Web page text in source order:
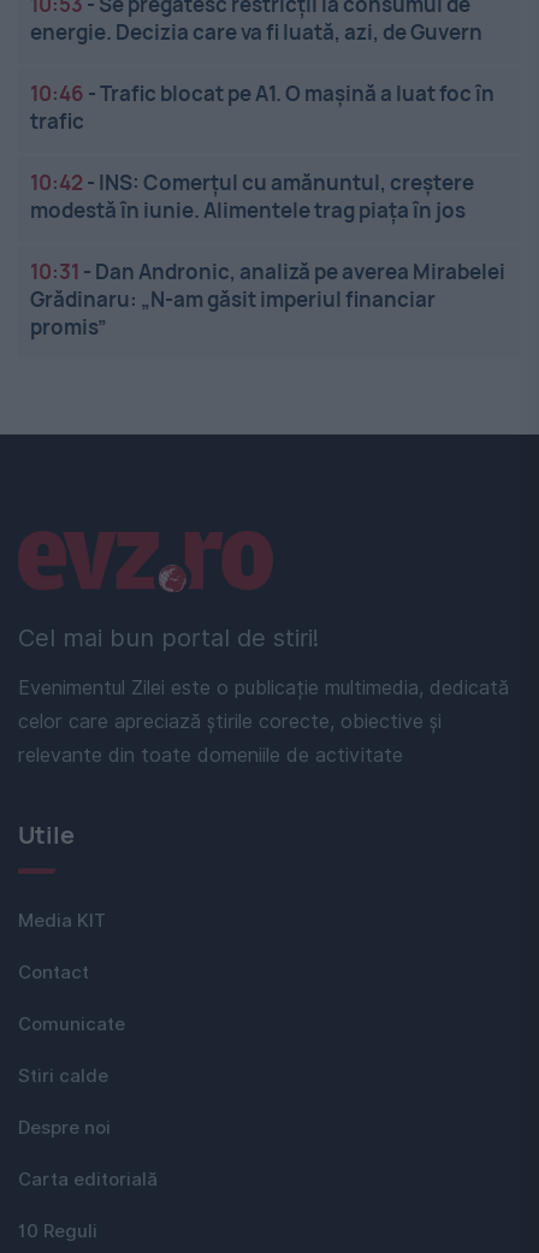
energie. Decizia care va fi luată, azi, de Guvern
10:46 -Trafic blocat pe A1. O mașină a luat foc în
trafic
10:42 - INS: Comerțul cu amănuntul, creștere
modestă în iunie. Alimentele trag piața în jos
10:31 - Dan Andronic, analiză pe averea Mirabelei
Grădinaru: „N-am găsit imperiul financiar
promis”
Cel mai bun portal de stiri!
Evenimentul Zilei este o publicație multimedia, dedicată
celor care apreciază știrile corecte, obiective și
relevante din toate domeniile de activitate
Linkuri utile
Utile
Media KIT
Contact
Comunicate
Stiri calde
Despre noi
Carta editorială
10 Reguli